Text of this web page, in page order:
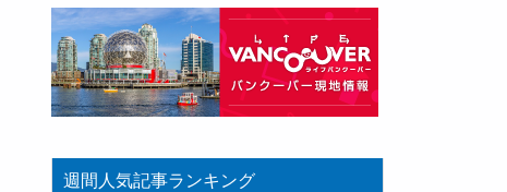
週間人気記事ランキング